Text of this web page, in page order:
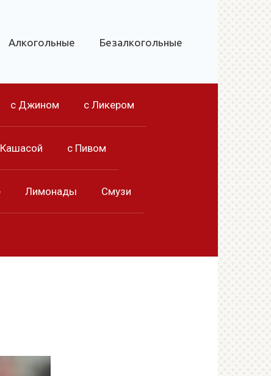
Алкогольные Безалкогольные
с Джином с Ликером
с Пивом
Лимонады Смузи